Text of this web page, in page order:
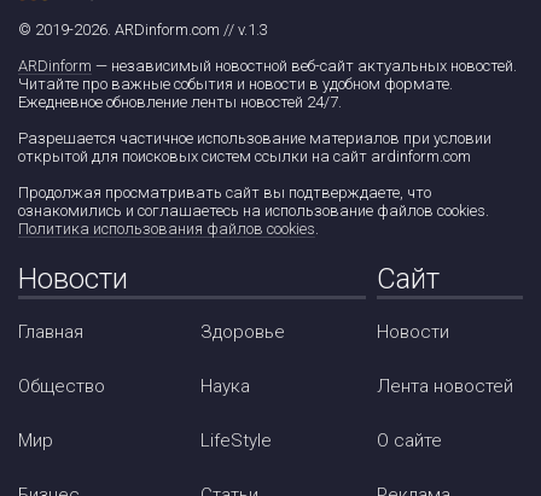
© 2019-2026. ARDinform.com // v.1.3
ARDinform — независимый новостной веб-сайт актуальных новостей.
Читайте про важные события и новости в удобном формате.
Ежедневное обновление ленты новостей 24/7.
Разрешается частичное использование материалов при условии
открытой для поисковых систем ссылки на сайт ardinform.com
Продолжая просматривать сайт вы подтверждаете, что
ознакомились и соглашаетесь на использование файлов cookies.
Политика использования файлов cookies.
Новости
Главная
Общество
Мир
Здоровье
Наука
LifeStyle
Сайт
Новости
Лента новостей
О сайте